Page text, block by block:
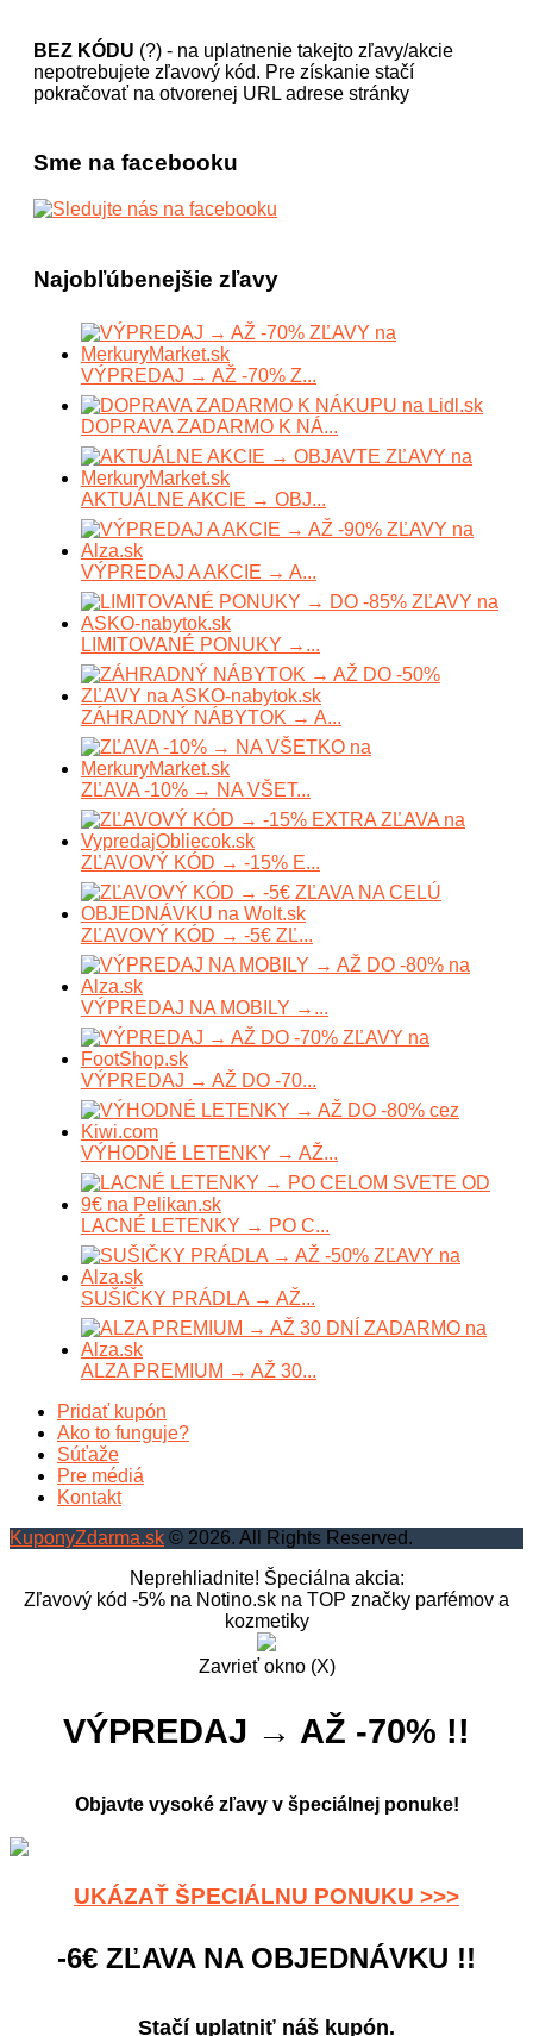
BEZ KÓDU (?) - na uplatnenie takejto zľavy/akcie
nepotrebujete zľavový kód. Pre získanie stačí
pokračovať na otvorenej URL adrese stránky
Sme na facebooku
Najobľúbenejšie zľavy
VÝPREDAJ → AŽ -70% Z...
DOPRAVA ZADARMO K NÁ...
AKTUÁLNE AKCIE → OBJ...
VÝPREDAJ A AKCIE → A...
LIMITOVANÉ PONUKY →...
ZÁHRADNÝ NÁBYTOK → A...
ZĽAVA -10% → NA VŠET...
ZĽAVOVÝ KÓD → -15% E...
ZĽAVOVÝ KÓD → -5€ ZĽ...
VÝPREDAJ NA MOBILY →...
VÝPREDAJ → AŽ DO -70...
VÝHODNÉ LETENKY → AŽ...
LACNÉ LETENKY → PO C...
SUŠIČKY PRÁDLA → AŽ...
ALZA PREMIUM → AŽ 30...
Pridať kupón
Ako to funguje?
Súťaže
Pre médiá
Kontakt
KuponyZdarma.sk © 2026. All Rights Reserved.
Neprehliadnite! Špeciálna akcia:
Zľavový kód -5% na Notino.sk na TOP značky parfémov a
kozmetiky
Zavrieť okno (X)
VÝPREDAJ → AŽ -70% !!
Objavte vysoké zľavy v špeciálnej ponuke!
UKÁZAŤ ŠPECIÁLNU PONUKU >>>
-6€ ZĽAVA NA OBJEDNÁVKU !!
Stačí uplatniť náš kupón.